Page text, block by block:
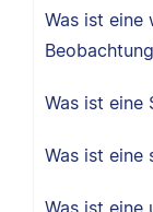
Was ist eine
Was ist eine
Was ist eine
Was ist eine